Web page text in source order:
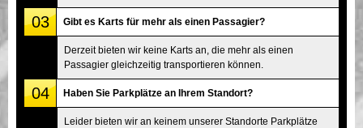
03 Gibt es Karts für mehr als einen Passagier?
Derzeit bieten wir keine Karts an, die mehr als einen
Passagier gleichzeitig transportieren können.
04 Haben Sie Parkplätze an Ihrem Standort?
Leider bieten wir an keinem unserer Standorte Parkplätze